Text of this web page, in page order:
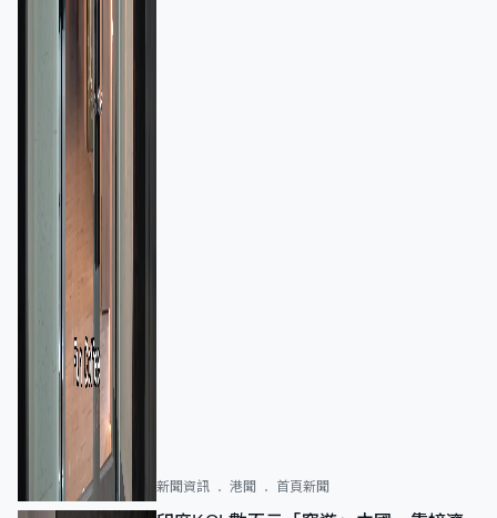
新聞資訊 港聞 首頁新聞